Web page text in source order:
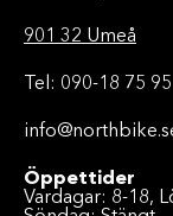
901 32 Umeå
Tel: 090-18 75 95
Öppettider
Vardagar: 8-18,